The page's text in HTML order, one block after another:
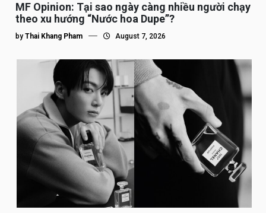
MF Opinion: Tại sao ngày càng nhiều người chạy
theo xu hướng “Nước hoa Dupe”?
by Thai Khang Pham August 7, 2026